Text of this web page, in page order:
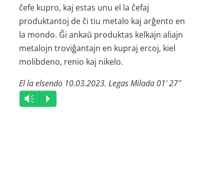
ĉefe kupro, kaj estas unu el la ĉefaj
produktantoj de ĉi tiu metalo kaj arĝento en
la mondo. Ĝi ankaŭ produktas kelkajn aliajn
metalojn troviĝantajn en kupraj ercoj, kiel
molibdeno, renio kaj nikelo.
El la elsendo 10.03.2023. Legas Milada 01′ 27″
Audio
Player
Vm P